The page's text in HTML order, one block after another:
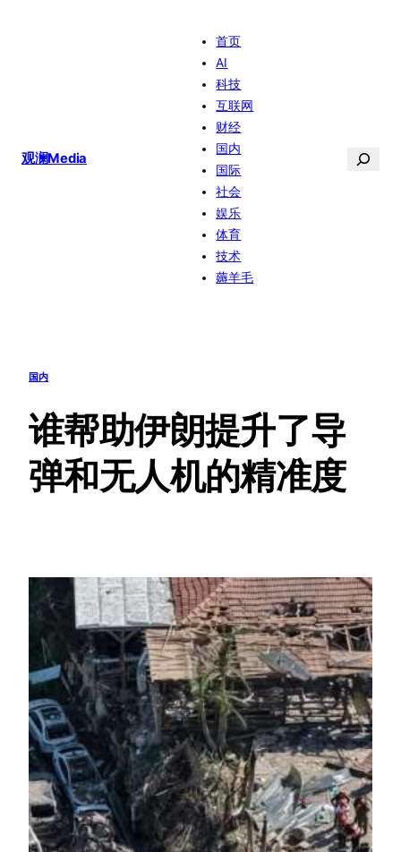
观澜Media
首页
AI
科技
互联网
财经
国内
国际
社会
娱乐
体育
技术
薅羊毛
搜
国内
谁帮助伊朗提升了导
弹和无人机的精准度